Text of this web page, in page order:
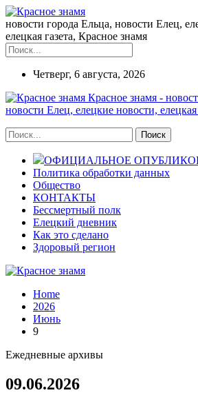
новости города Ельца, новости Елец,
елецкая газета, Красное знамя
Четверг, 6 августа, 2026
Красное знамя -
новости Елец, елецкие новости,
ОФИЦИАЛЬНОЕ
Политика обработки данных
Общество
КОНТАКТЫ
Бессмертный полк
Елецкий дневник
Как это сделано
Здоровый регион
Home
2026
Июнь
9
Ежедневные архивы
09.06.2026